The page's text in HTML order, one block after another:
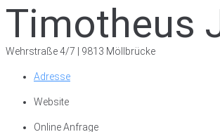
Timotheus
Wehrstraße 4/7 | 9813 Möllbrücke
Adresse
Website
Online Anfrage